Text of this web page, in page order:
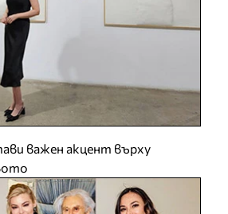
важен акцент върху